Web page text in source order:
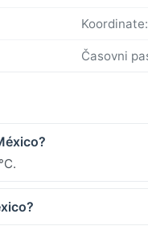
Koordinate:
Časovni